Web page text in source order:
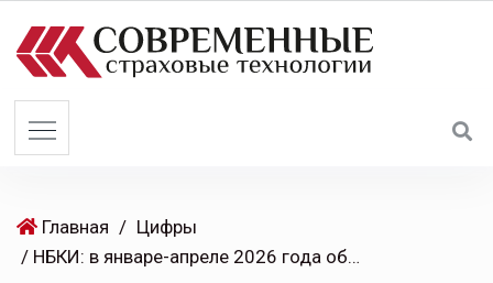
Главная / Цифры
/ НБКИ: в январе-апреле 2026 года объем выданных автокредитов составил 443,2 млрд. руб.